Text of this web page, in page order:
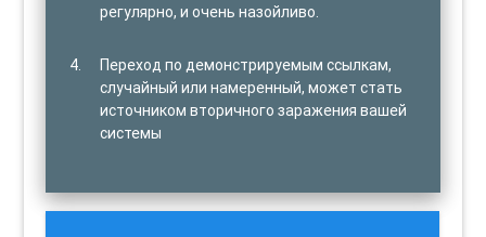
регулярно, и очень назойливо.
Переход по демонстрируемым ссылкам,
случайный или намеренный, может стать
источником вторичного заражения вашей
системы